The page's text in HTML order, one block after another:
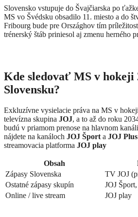
Slovensko vstupuje do Švajčiarska po
MS vo Švédsku obsadilo 11. miesto a do
Fribourg bude pre Országhov tím
trénerský štáb priniesol aj zmenu herného
Kde sledovať MS v hokeji
Slovensku?
Exkluzívne vysielacie práva na MS v
televízna skupina JOJ, a to až do roku
budú v priamom prenose na hlavnom kanáli
nájdete na kanáloch JOJ Šport a JOJ Plus
streamovacia platforma JOJ play
Obsah
Zápasy Slovenska
TV JOJ
Ostatné zápasy skupín
JOJ
Online / live stream
JOJ play